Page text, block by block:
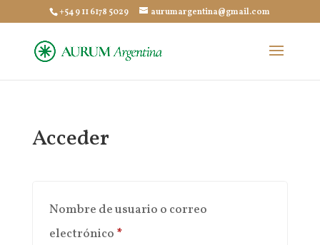
+54 9 11 6178 5029 aurumargentina@gmail.com
Acceder
Nombre de usuario o correo
electrónico *Obligatorio